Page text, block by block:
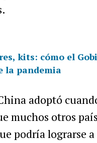
kits: cómo el
la pandemia
adoptó
muchos otros
podría lograrse